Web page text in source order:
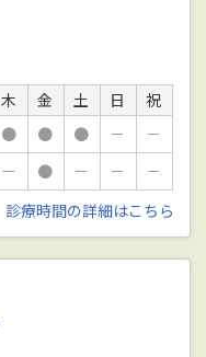
木 金 土 日
祝
● ● ● －
－
－ ● － －
－
診療時間の詳細はこちら